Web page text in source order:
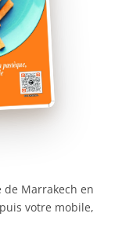
de Marrakech en
votre mobile,